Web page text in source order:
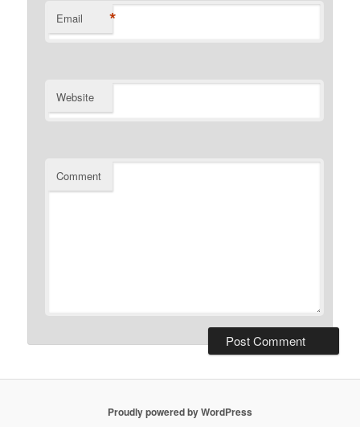
Email *
Website
Comment
Proudly powered by WordPress